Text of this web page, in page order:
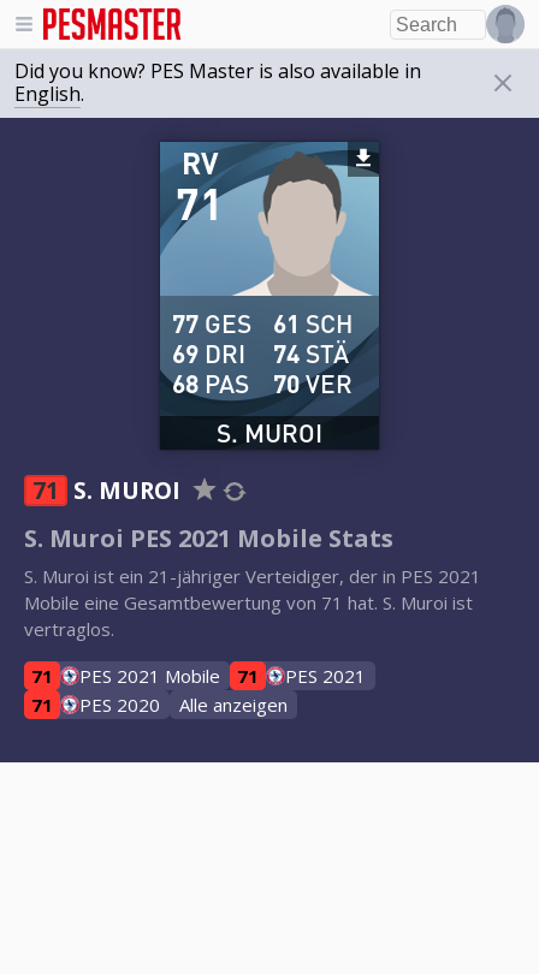
Did you know? PES Master is also available in
English.
71
RV
S. MUROI
77 GES
69 DRI
68 PAS
61 SCH
74 STÄ
70VER
71 S. MUROI
S. Muroi PES 2021 Mobile Stats
S. Muroi ist ein 21-jähriger Verteidiger, der in PES 2021
Mobile eine Gesamtbewertung von 71 hat. S. Muroi ist
vertraglos.
71
PES 2021 Mobile 71
PES 2021
71
PES 2020 Alle anzeigen